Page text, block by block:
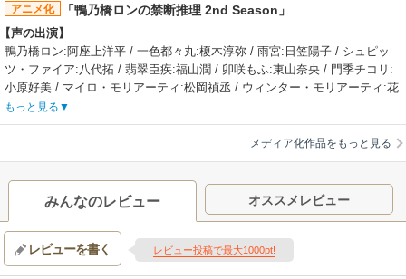
アニメ化 「鴨乃橋ロンの禁断推理 2nd Season」
声の出演】
鴨乃橋ロン:阿座上洋平 / 一色都々丸:榎木淳弥 / 雨宮:日笠陽子 / シュピッ
ツ・ファイア:八代拓 / 翡翠臣疾:福山潤 / 卯咲もふ:東山奈央 / 門季チコリ:
小原好美 / マイロ・モリアーティ:松岡禎丞 / ウィンター・モリアーティ:花
守ゆみり
制作会社】
スタッフ情報】
原作:天野明「鴨乃橋ロンの禁断推理」（「少年ジャンプ＋」集英社刊）
監督:井畑翔太
シリーズ構成:渡航 / キャラクターデザイン:石川雅一 / イメージボード:益
田賢治 / 美術設定:高橋麻穗 / 美術監督:李書九 / 色彩設計:林由稀 / 撮影監
督:伊藤康行 / 編集:小島俊彦 / 音響監督:立石弥生 / 音響制作:ビットグルー
ヴプロモーション / 音楽:辻陽 / 音楽プロデューサー:水鳥智栄子 / 音楽制
もっと見る
メディア化作品をもっと見る
みんなのレビュー オススメレビュー
レビューを書く レビュー投稿で最大1000pt!